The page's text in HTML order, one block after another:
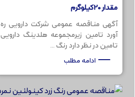
مقدار 20کیلوگرم
آگهی مناقصه عمومی شرکت دارویی ره
آورد تامین زیرمجموعه هلدینگ دارویی
تامین در نظر دارد رنگ ...
ادامه مطلب